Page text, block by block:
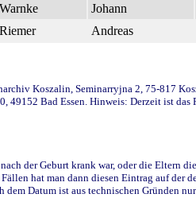
Warnke Johann
Riemer Andreas
Koszalin, Seminarryjna 2, 75-817
Bad Essen. Hinweis: Derzeit ist
der Geburt krank war, oder die Eltern
hat man dann diesen Eintrag auf der
Datum ist aus technischen Gründen